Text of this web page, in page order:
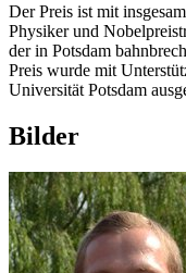
Der Preis ist mit
Physiker und
der in Potsdam
Preis wurde mit
Universität Potsdam
Bilder